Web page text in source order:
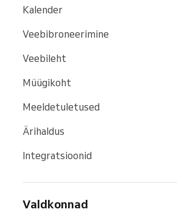
Kalender
Veebibroneerimine
Veebileht
Müügikoht
Meeldetuletused
Ärihaldus
Integratsioonid
Valdkonnad